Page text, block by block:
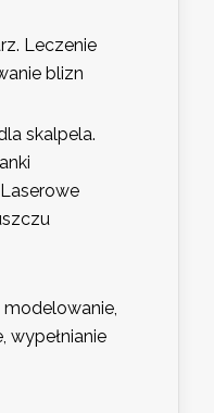
Leczenie
blizn
skalpela.
modelowanie,
wypełnianie